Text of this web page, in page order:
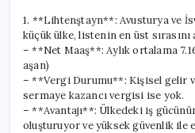
1. **Lihtenştayn**: Avusturya ve
küçük ülke, listenin en üst sırasını
– **Net Maaş**: Aylık ortalama
aşan)
– **Vergi Durumu**: Kişisel gelir
sermaye kazancı vergisi ise yok.
– **Avantajı**: Ülkedeki iş
oluşturuyor ve yüksek güvenlik